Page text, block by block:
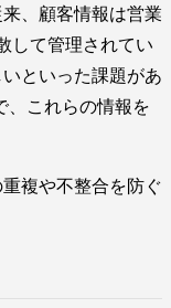
、顧客情報は営業
して管理されてい
といった課題があ
、これらの情報を
複や不整合を防ぐ